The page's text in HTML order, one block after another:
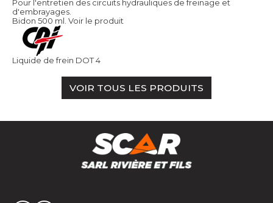
Pour l'entretien des circuits hydrauliques de freinage et
d'embrayages.
Bidon 500 ml. Voir le produit
Liquide de frein DOT 4
VOIR TOUS LES PRODUITS